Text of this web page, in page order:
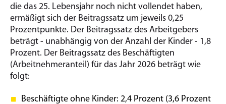
die das 25. Lebensjahr noch nicht vollendet haben,
ermäßigt sich der Beitragssatz um jeweils 0,25
Prozentpunkte. Der Beitragssatz des Arbeitgebers
beträgt - unabhängig von der Anzahl der Kinder - 1,8
Prozent. Der Beitragssatz des Beschäftigten
(Arbeitnehmeranteil) für das Jahr 2026 beträgt wie
folgt:
Beschäftigte ohne Kinder: 2,4 Prozent (3,6 Prozent